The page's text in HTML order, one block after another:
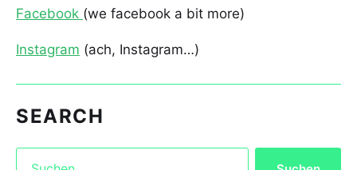
Facebook (we facebook a bit more)
Instagram (ach, Instagram…)
SEARCH